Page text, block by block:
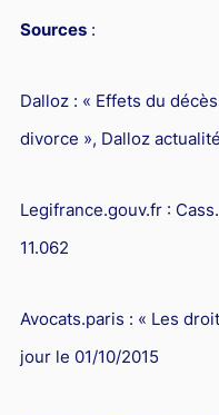
Sources:
Dalloz : « Effets du
divorce », Dalloz
Legifrance.gouv.fr :
11.062
Avocats.paris : « Les
jour le 01/10/2015